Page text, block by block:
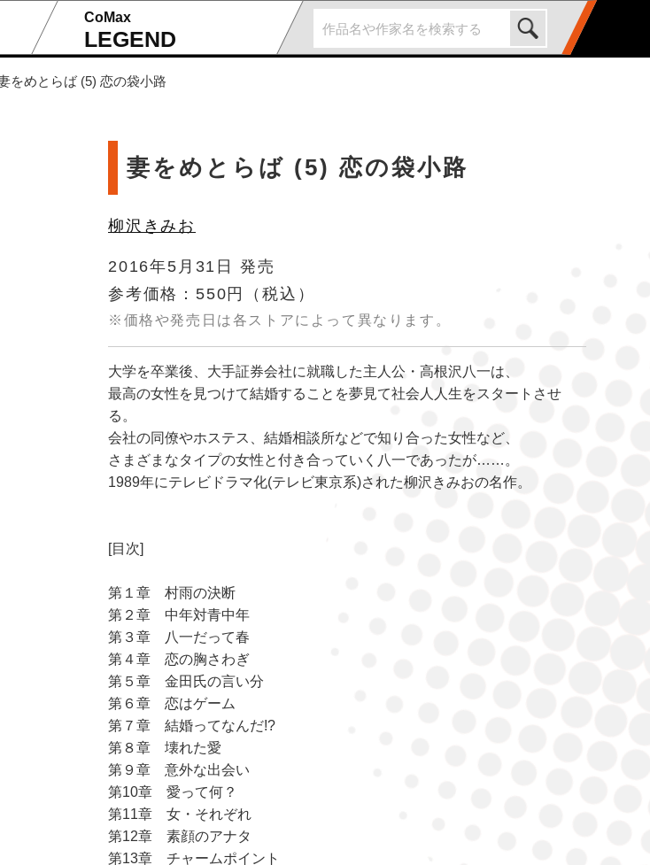
CoMax
LEGEND
をめとらば (5) 恋の袋小路
妻をめとらば (5) 恋の袋小路
柳沢きみお
2016年5月31日 発売
参考価格：550円
（税込）
※価格や発売日は各ストアによって異なります。
大学を卒業後、大手証券会社に就職した主人公・高根沢八一は、
最高の女性を見つけて結婚することを夢見て社会人人生をスタートさせ
る。
会社の同僚やホステス、結婚相談所などで知り合った女性など、
さまざまなタイプの女性と付き合っていく八一であったが……。
1989年にテレビドラマ化(テレビ東京系)された柳沢きみおの名作。
[目次]
第１章 村雨の決断
第２章 中年対青中年
第３章 八一だって春
第４章 恋の胸さわぎ
第５章 金田氏の言い分
第６章 恋はゲーム
第７章 結婚ってなんだ!?
第８章 壊れた愛
第９章 意外な出会い
第10章 愛って何？
第11章 女・それぞれ
第12章 素顔のアナタ
第13章 チャームポイント